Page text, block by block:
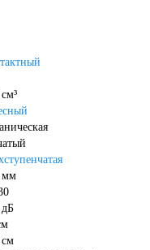
мм
дБ
см